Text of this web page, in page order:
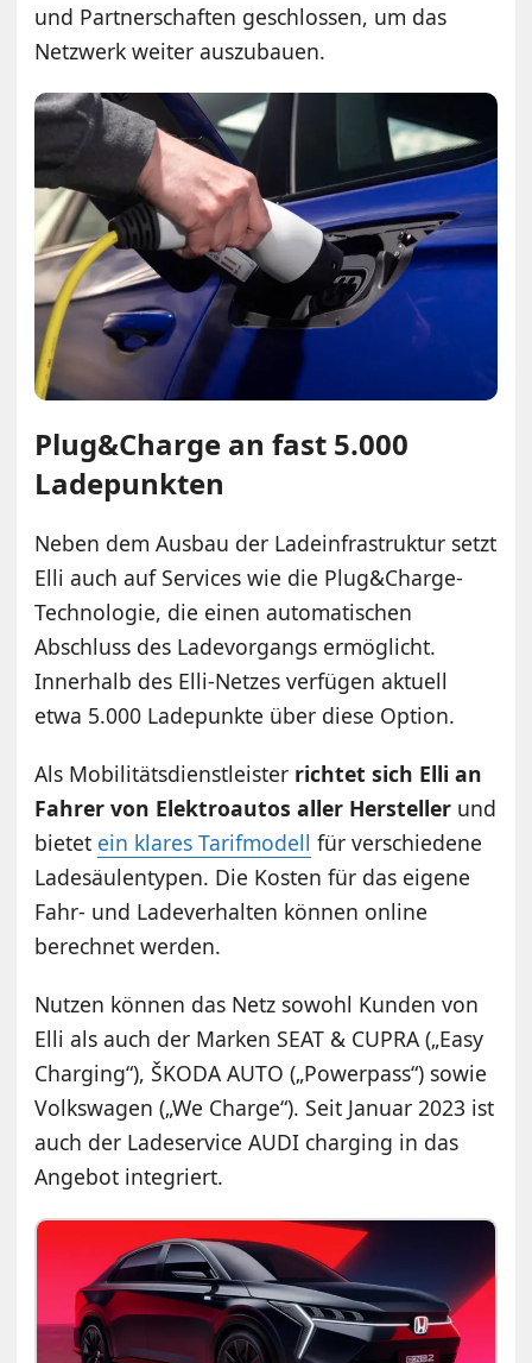
und Partnerschaften geschlossen, um das
Netzwerk weiter auszubauen.
Plug&Charge an fast 5.000
Ladepunkten
Neben dem Ausbau der Ladeinfrastruktur setzt
Elli auch auf Services wie die Plug&Charge-
Technologie, die einen automatischen
Abschluss des Ladevorgangs ermöglicht.
Innerhalb des Elli-Netzes verfügen aktuell
etwa 5.000 Ladepunkte über diese Option.
Als Mobilitätsdienstleister richtet sich Elli an
Fahrer von Elektroautos aller Hersteller und
bietet ein klares Tarifmodell für verschiedene
Ladesäulentypen. Die Kosten für das eigene
Fahr- und Ladeverhalten können online
berechnet werden.
Nutzen können das Netz sowohl Kunden von
Elli als auch der Marken SEAT & CUPRA („Easy
Charging“), ŠKODA AUTO („Powerpass“) sowie
Volkswagen („We Charge“). Seit Januar 2023 ist
auch der Ladeservice AUDI charging in das
Angebot integriert.